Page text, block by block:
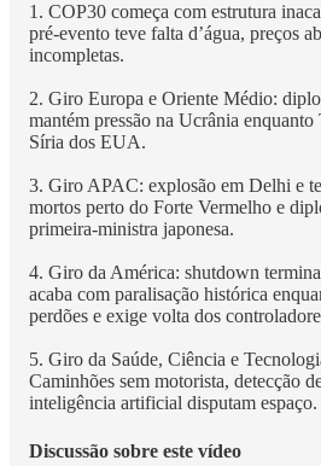
1. COP30 começa com estrutura
pré-evento teve falta d’água, preços
incompletas.
2. Giro Europa e Oriente Médio:
mantém pressão na Ucrânia
Síria dos EUA.
3. Giro APAC: explosão em Delhi e
mortos perto do Forte Vermelho e
primeira-ministra japonesa.
4. Giro da América: shutdown
acaba com paralisação histórica
perdões e exige volta dos
5. Giro da Saúde, Ciência e
Caminhões sem motorista, detecção
inteligência artificial disputam espaço.
Discussão sobre este vídeo